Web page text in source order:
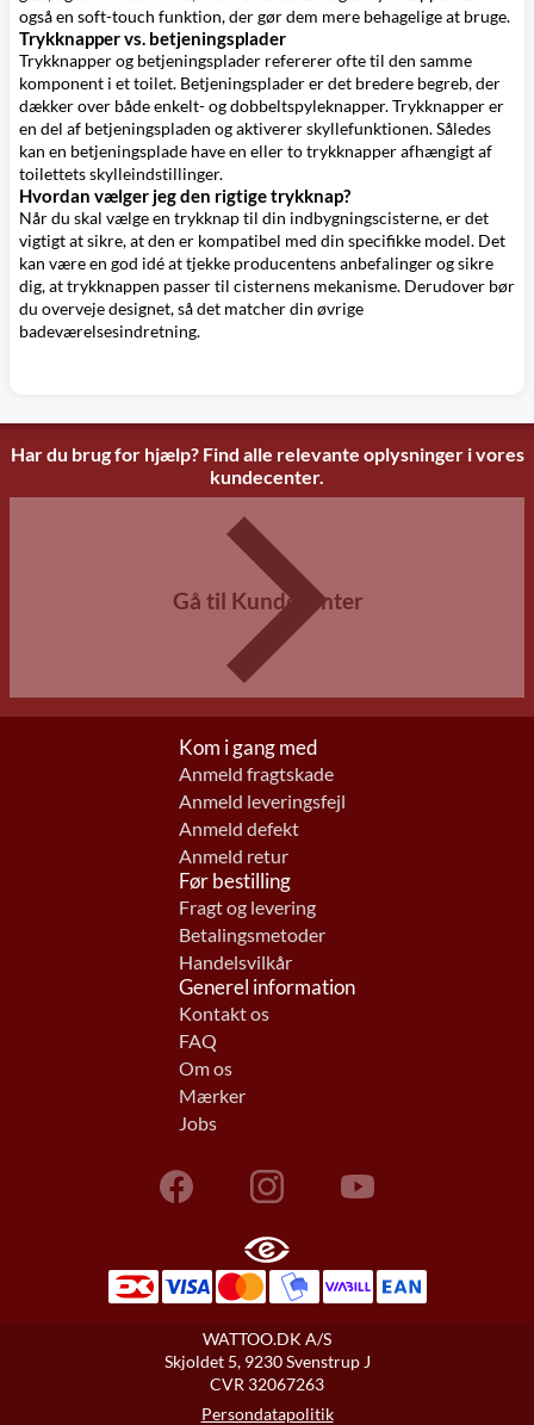
også en soft-touch funktion, der gør dem mere behagelige at bruge.
Trykknapper vs. betjeningsplader
Trykknapper og betjeningsplader refererer ofte til den samme
komponent i et toilet. Betjeningsplader er det bredere begreb, der
dækker over både enkelt- og dobbeltspyleknapper. Trykknapper er
en del af betjeningspladen og aktiverer skyllefunktionen. Således
kan en betjeningsplade have en eller to trykknapper afhængigt af
toilettets skylleindstillinger.
Hvordan vælger jeg den rigtige trykknap?
Når du skal vælge en trykknap til din indbygningscisterne, er det
vigtigt at sikre, at den er kompatibel med din specifikke model. Det
kan være en god idé at tjekke producentens anbefalinger og sikre
dig, at trykknappen passer til cisternens mekanisme. Derudover bør
du overveje designet, så det matcher din øvrige
badeværelsesindretning.
Har du brug for hjælp? Find alle relevante oplysninger i vores
kundecenter.
Gå til Kundecenter
Kom i gang med
Anmeld fragtskade
Anmeld leveringsfejl
Anmeld defekt
Anmeld retur
Før bestilling
Fragt og levering
Betalingsmetoder
Handelsvilkår
Generel information
Kontakt os
FAQ
Om os
Mærker
Jobs
WATTOO.DK A/S
Skjoldet 5, 9230 Svenstrup J
CVR 32067263
Persondatapolitik